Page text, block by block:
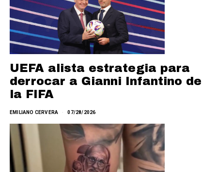
UEFA alista estrategia para
derrocar a Gianni Infantino de
la FIFA
EMILIANO CERVERA 07/28/2026